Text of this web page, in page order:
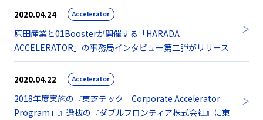
2020.04.24 Accelerator
原田産業と01Boosterが開催する「HARADA
ACCELERATOR」の事務局インタビュー第二弾がリリース
2020.04.22 Accelerator
2018年度実施の『東芝テック「Corporate Accelerator
Program」』選抜の『ダブルフロンティア株式会社』に東